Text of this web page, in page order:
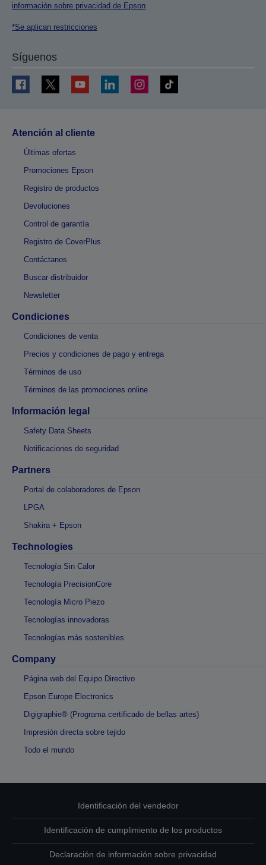
información sobre privacidad de Epson
*Se aplican restricciones
Síguenos
Atención al cliente
Últimas ofertas
Promociones Epson
Registro de productos
Devoluciones
Control de garantía
Registro de CoverPlus
Contáctanos
Buscar distribuidor
Newsletter
Condiciones
Condiciones de venta
Precios y condiciones de pago y entrega
Términos de uso
Términos de las promociones online
Información legal
Safety Data Sheets
Notificaciones de seguridad
Partners
Portal de colaboradores de Epson
LPGA
Shakira + Epson
Technologies
Tecnología Sin Calor
Tecnología PrecisionCore
Tecnología Micro Piezo
Tecnologías innovadoras
Tecnologías más sostenibles
Company
Página web del Equipo Directivo
Epson Europe Electronics
Digigraphie® (Programa certificado de bellas artes)
Impresión directa sobre tejido
Todo el mundo
Identificación del vendedor
Identificación de cumplimiento de los productos
Declaración de información sobre privacidad